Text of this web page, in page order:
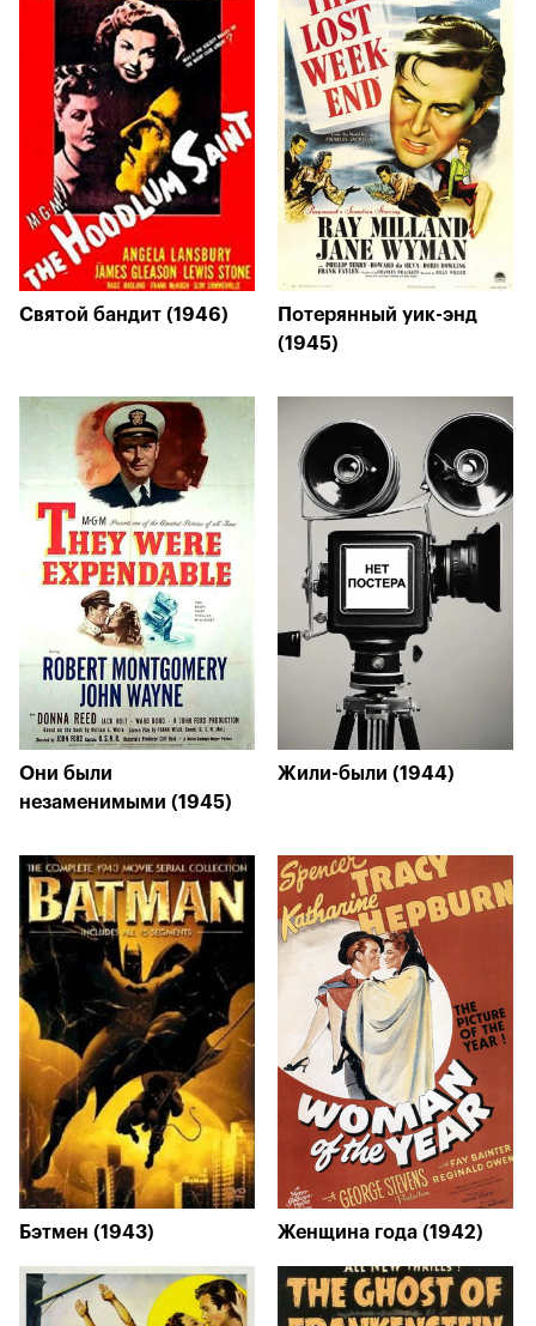
Святой бандит (1946)
Потерянный уик-энд
(1945)
Они были
незаменимыми (1945)
Жили-были (1944)
Бэтмен (1943) Женщина года (1942)